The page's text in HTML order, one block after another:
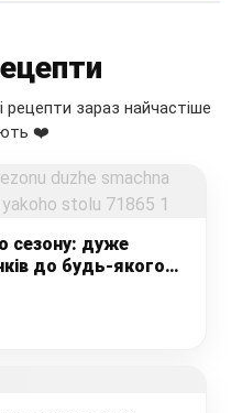
зараз найчастіше
❤️
сезону: дуже
до будь-якого